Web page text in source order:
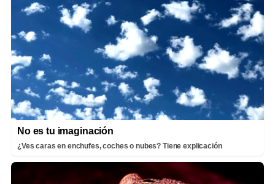
No es tu imaginación
¿Ves caras en enchufes, coches o nubes? Tiene explicación